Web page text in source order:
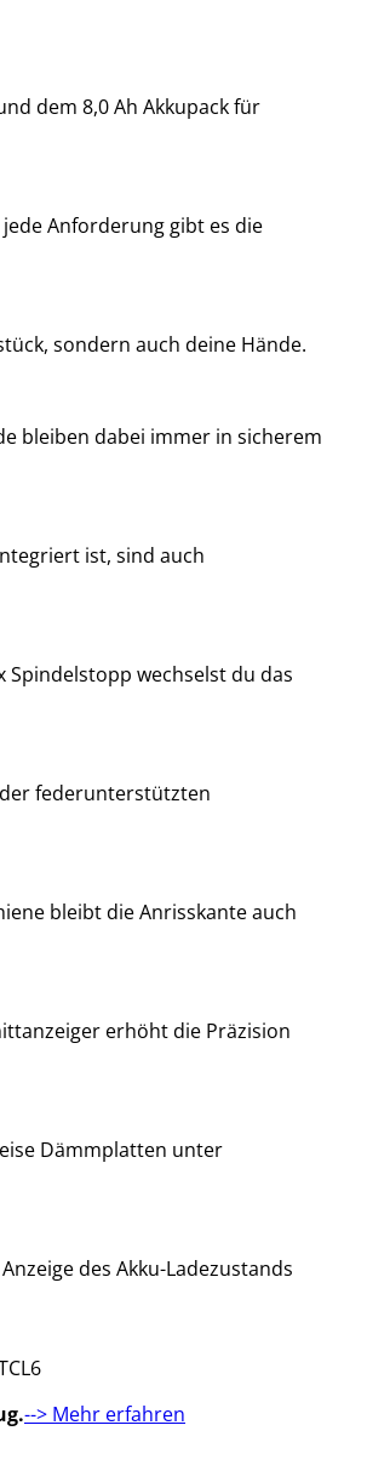
dem 8,0 Ah Akkupack für
Anforderung gibt es die
sondern auch deine Hände.
bleiben dabei immer in sicherem
ist, sind auch
Spindelstopp wechselst du das
federunterstützten
bleibt die Anrisskante auch
erhöht die Präzision
Dämmplatten unter
des Akku-Ladezustands
--> Mehr erfahren